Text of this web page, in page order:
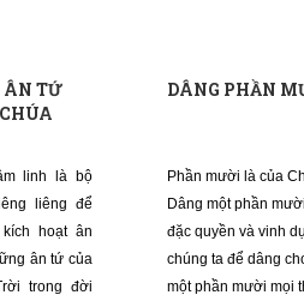
ÂN TỨ
linh là bộ
liêng để
hoạt ân
ân tứ của
trong đời
DÂNG PHẦN
Phần mười là của
Dâng một phần
đặc quyền và vinh
chúng ta để dâng
một phần mười mọi